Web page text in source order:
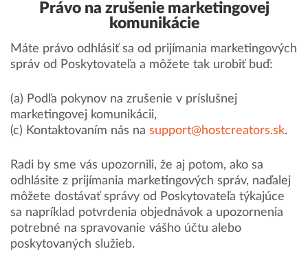
Právo na zrušenie marketingovej
komunikácie
Máte právo odhlásiť sa od prijímania marketingových
správ od Poskytovateľa a môžete tak urobiť buď:
(a) Podľa pokynov na zrušenie v príslušnej
marketingovej komunikácii,
(c) Kontaktovaním nás na support@hostcreators.sk.
Radi by sme vás upozornili, že aj potom, ako sa
odhlásite z prijímania marketingových správ, naďalej
môžete dostávať správy od Poskytovateľa týkajúce
sa napríklad potvrdenia objednávok a upozornenia
potrebné na spravovanie vášho účtu alebo
poskytovaných služieb.